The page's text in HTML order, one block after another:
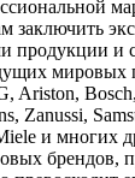
заключить
продукции и
мировых
Ariston,
Zanussi,
и многих
брендов,